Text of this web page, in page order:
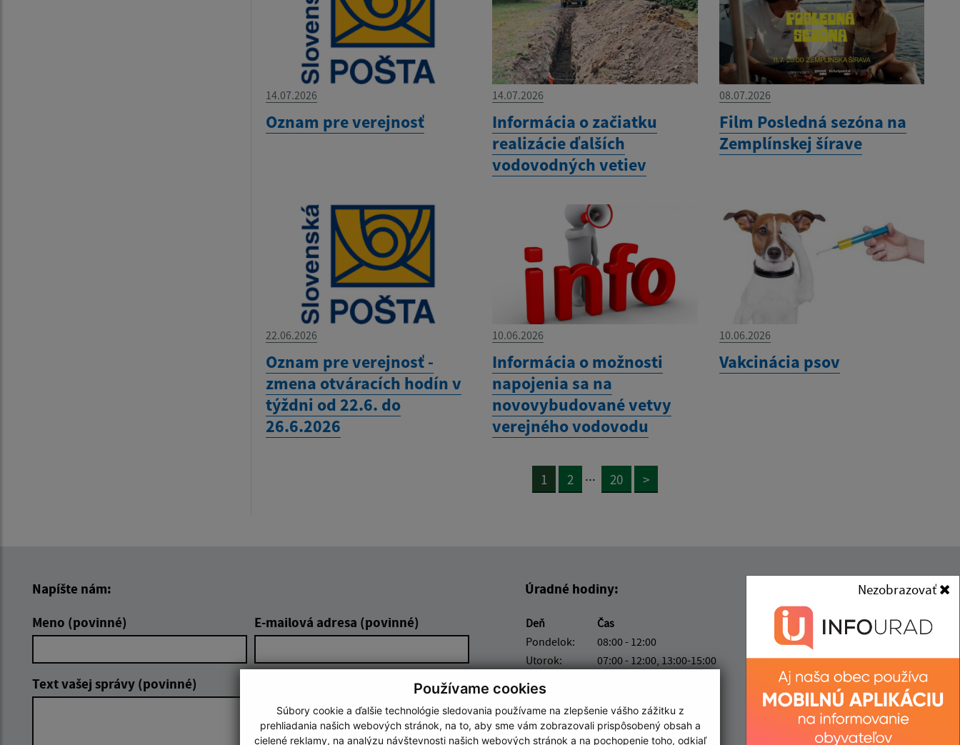
Používame cookies
Súbory cookie a ďalšie technológie sledovania používame na zlepšenie vášho zážitku z
prehliadania našich webových stránok, na to, aby sme vám zobrazovali prispôsobený obsah a
cielené reklamy, na analýzu návštevnosti našich webových stránok a na pochopenie toho, odkiaľ
14.07.2026
Oznam pre verejnosť
14.07.2026
Informácia o začiatku
realizácie ďalších
vodovodných vetiev
08.07.2026
Film Posledná sezóna na
Zemplínskej šírave
22.06.2026
Oznam pre verejnosť -
zmena otváracích hodín v
týždni od 22.6. do
26.6.2026
10.06.2026
Informácia o možnosti
napojenia sa na
novovybudované vetvy
verejného vodovodu
10.06.2026
Vakcinácia psov
1 2 ... 20 >
Napíšte nám:
Meno (povinné)
E-mailová adresa (povinné)
Text vašej správy (povinné)
Úradné hodiny:
Deň
Čas
Pondelok:
08:00 - 12:00
Utorok:
07:00 - 12:00, 13:00-15:00
Štvrtok:
Piatok:
07:00 - 12:00
Obec (Jovsa)
Obecný úrad (Jovsa)
Jovsa 73
072 32 Jovsa
jovsa@obecjovsa.sk
+421 56 698 33 80
Nezobrazovať